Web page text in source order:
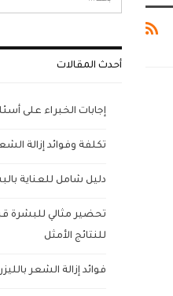
أحدث المقالات
إجابات الخبراء على
تكلفة وفوائد إزالة
دليل شامل للعناية
تحضير مثالي للبشرة
للنتائج الأمثل
فوائد إزالة الشعر